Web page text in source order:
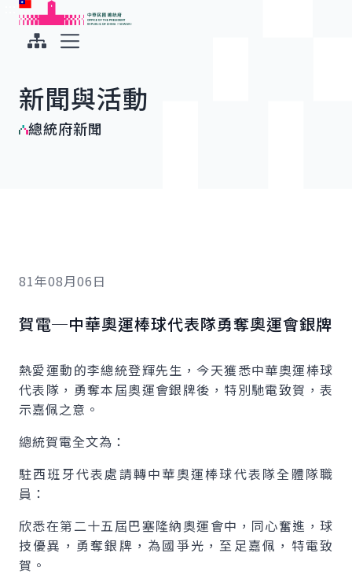
跳到主要內容
中華民國總統府
新聞與活動
總統府新聞
81年08月06日
賀電─中華奧運棒球代表隊勇奪奧運會銀牌
熱愛運動的李總統登輝先生，今天獲悉中華奧運棒球
代表隊，勇奪本屆奧運會銀牌後，特別馳電致賀，表
示嘉佩之意。
總統賀電全文為：
駐西班牙代表處請轉中華奧運棒球代表隊全體隊職
員：
欣悉在第二十五屆巴塞隆納奧運會中，同心奮進，球
技優異，勇奪銀牌，為國爭光，至足嘉佩，特電致
賀。